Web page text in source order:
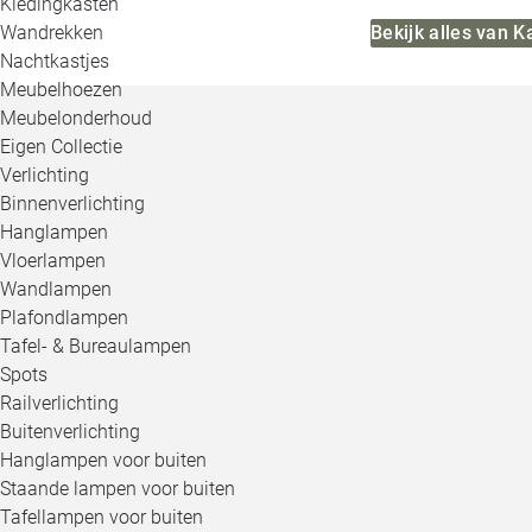
Wandrekken
Nachtkastjes
Meubelhoezen
Meubelonderhoud
Eigen Collectie
Verlichting
Binnenverlichting
Hanglampen
Vloerlampen
Wandlampen
Plafondlampen
Tafel- & Bureaulampen
Spots
Railverlichting
Buitenverlichting
Hanglampen voor buiten
Staande lampen voor buiten
Tafellampen voor buiten
Bekijk alles van